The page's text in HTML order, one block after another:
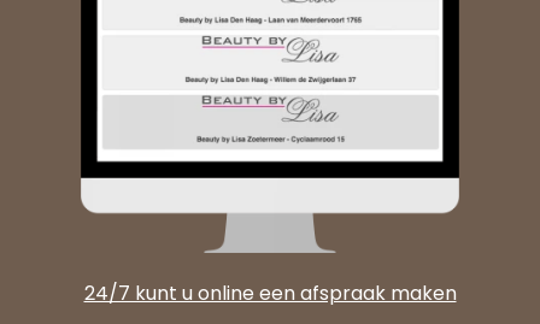
24/7 kunt u online een afspraak maken